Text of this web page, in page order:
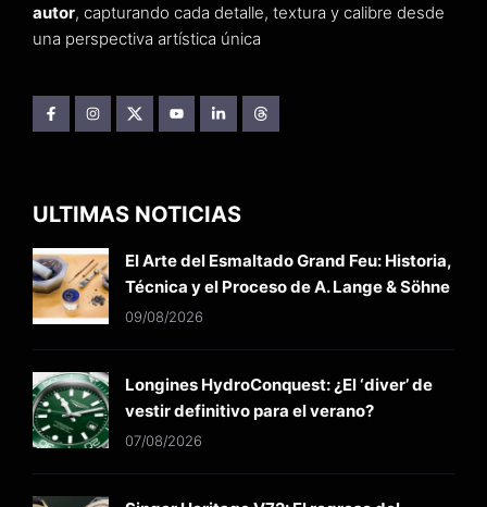
autor, capturando cada detalle, textura y calibre desde
una perspectiva artística única
ULTIMAS NOTICIAS
El Arte del Esmaltado Grand Feu: Historia,
Técnica y el Proceso de A. Lange & Söhne
09/08/2026
Longines HydroConquest: ¿El ‘diver’ de
vestir definitivo para el verano?
07/08/2026